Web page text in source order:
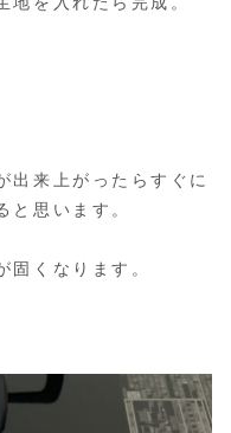
出来上がったらすぐに
と思います。
固くなります。